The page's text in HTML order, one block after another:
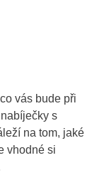
vás bude při
s
na tom, jaké
vhodné si